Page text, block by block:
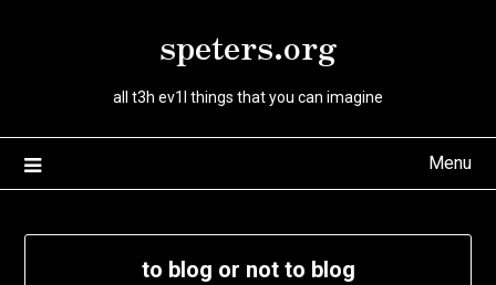
speters.org
all t3h ev1l things that you can imagine
Menu
to blog or not to blog